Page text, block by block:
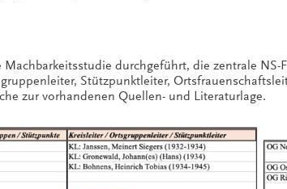
durchgeführt, die zentrale
Stützpunktleiter,
zur vorhandenen Quellen- und Literaturlage.